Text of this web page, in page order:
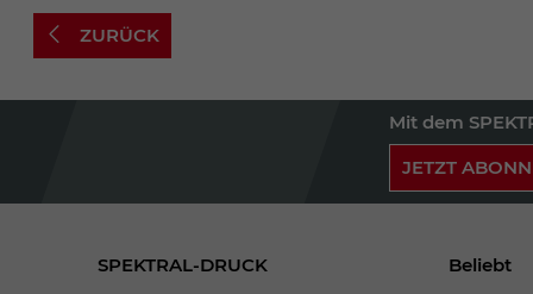
ZURÜCK
Mit dem
JETZT
SPEKTRAL-DRUCK
Beliebt